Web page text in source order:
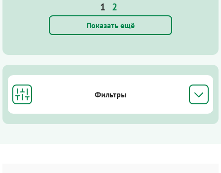
1 2
Показать ещё
Фильтры